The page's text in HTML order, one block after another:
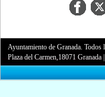
Ayuntamiento de Granada. Todos
Plaza del Carmen,18071 Granada